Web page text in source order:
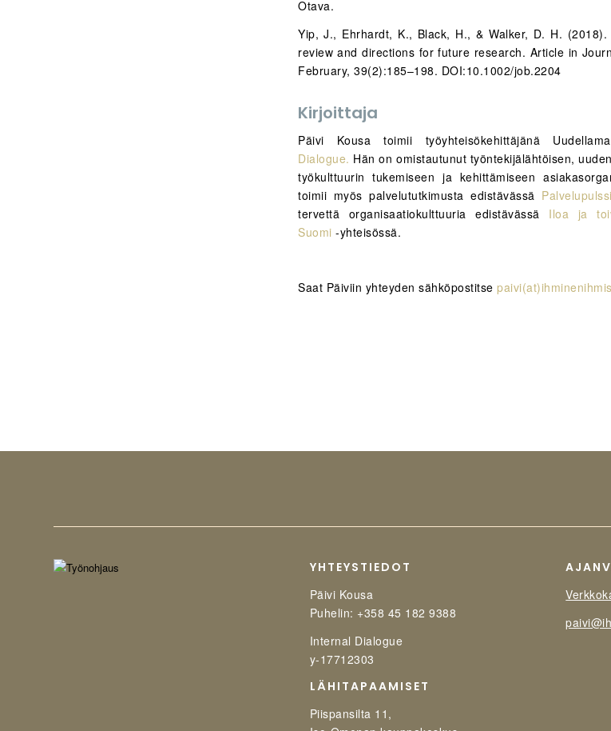
Otava.
Yip, J., Ehrhardt, K., Black, H., & Walker, D. H.
review and directions for future research. Article in
February, 39(2):185–198. DOI:10.1002/job.2204
Kirjoittaja
Päivi Kousa toimii työyhteisökehittäjänä
Dialogue. Hän on omistautunut työntekijälähtöisen,
työkulttuurin tukemiseen ja kehittämiseen
toimii myös palvelututkimusta edistävässä Palvelupulssi
tervettä organisaatiokulttuuria edistävässä Iloa ja
Suomi -yhteisössä.
Saat Päiviin yhteyden sähköpostitse
YHTEYSTIEDOT
Päivi Kousa
Puhelin: +358 45 182 9388
Internal Dialogue
y-17712303
LÄHITAPAAMISET
Piispansilta 11,